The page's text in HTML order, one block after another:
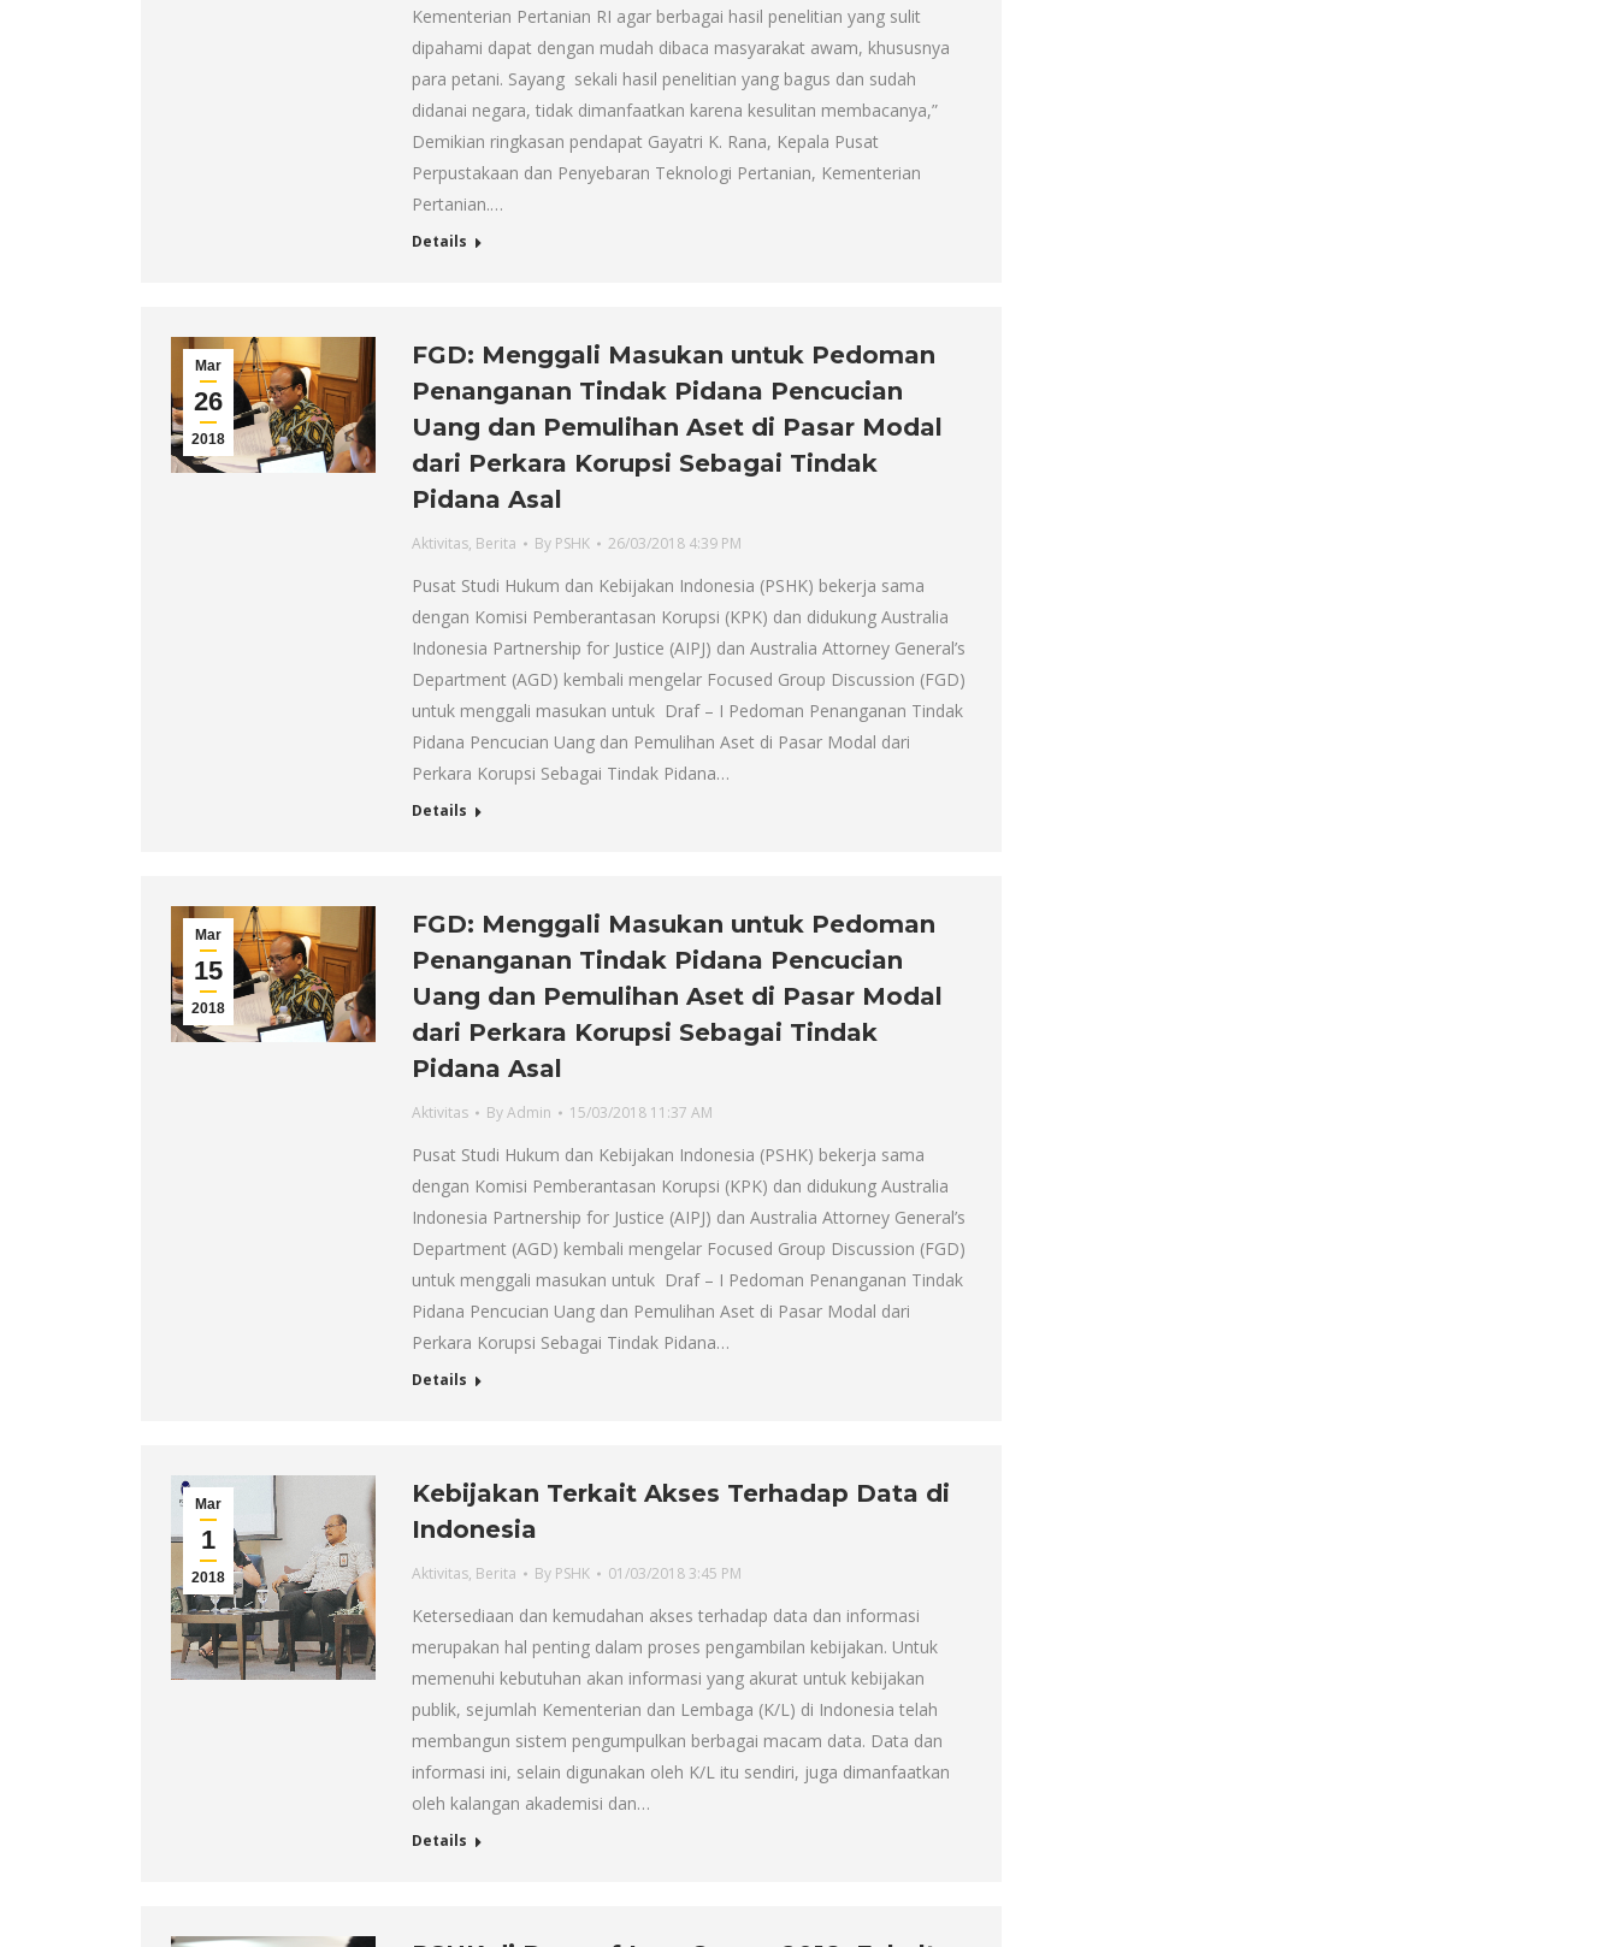
Kementerian Pertanian RI agar berbagai hasil penelitian yang sulit
dipahami dapat dengan mudah dibaca masyarakat awam, khususnya
para petani. Sayang sekali hasil penelitian yang bagus dan sudah
didanai negara, tidak dimanfaatkan karena kesulitan membacanya,”
Demikian ringkasan pendapat Gayatri K. Rana, Kepala Pusat
Perpustakaan dan Penyebaran Teknologi Pertanian, Kementerian
Pertanian.…
Details
Mar
26
2018
FGD: Menggali Masukan untuk Pedoman
Penanganan Tindak Pidana Pencucian
Uang dan Pemulihan Aset di Pasar Modal
dari Perkara Korupsi Sebagai Tindak
Pidana Asal
Aktivitas, Berita By PSHK 26/03/2018 4:39 PM
Pusat Studi Hukum dan Kebijakan Indonesia (PSHK) bekerja sama
dengan Komisi Pemberantasan Korupsi (KPK) dan didukung Australia
Indonesia Partnership for Justice (AIPJ) dan Australia Attorney General’s
Department (AGD) kembali mengelar Focused Group Discussion (FGD)
untuk menggali masukan untuk Draf – I Pedoman Penanganan Tindak
Pidana Pencucian Uang dan Pemulihan Aset di Pasar Modal dari
Perkara Korupsi Sebagai Tindak Pidana…
Details
Mar
15
2018
FGD: Menggali Masukan untuk Pedoman
Penanganan Tindak Pidana Pencucian
Uang dan Pemulihan Aset di Pasar Modal
dari Perkara Korupsi Sebagai Tindak
Pidana Asal
Aktivitas ByAdmin 15/03/2018 11:37 AM
Pusat Studi Hukum dan Kebijakan Indonesia (PSHK) bekerja sama
dengan Komisi Pemberantasan Korupsi (KPK) dan didukung Australia
Indonesia Partnership for Justice (AIPJ) dan Australia Attorney General’s
Department (AGD) kembali mengelar Focused Group Discussion (FGD)
untuk menggali masukan untuk Draf – I Pedoman Penanganan Tindak
Pidana Pencucian Uang dan Pemulihan Aset di Pasar Modal dari
Perkara Korupsi Sebagai Tindak Pidana…
Details
Mar
1
2018
Kebijakan Terkait Akses Terhadap Data di
Indonesia
Aktivitas, Berita By PSHK 01/03/2018 3:45 PM
Ketersediaan dan kemudahan akses terhadap data dan informasi
merupakan hal penting dalam proses pengambilan kebijakan. Untuk
memenuhi kebutuhan akan informasi yang akurat untuk kebijakan
publik, sejumlah Kementerian dan Lembaga (K/L) di Indonesia telah
membangun sistem pengumpulkan berbagai macam data. Data dan
informasi ini, selain digunakan oleh K/L itu sendiri, juga dimanfaatkan
oleh kalangan akademisi dan…
Details